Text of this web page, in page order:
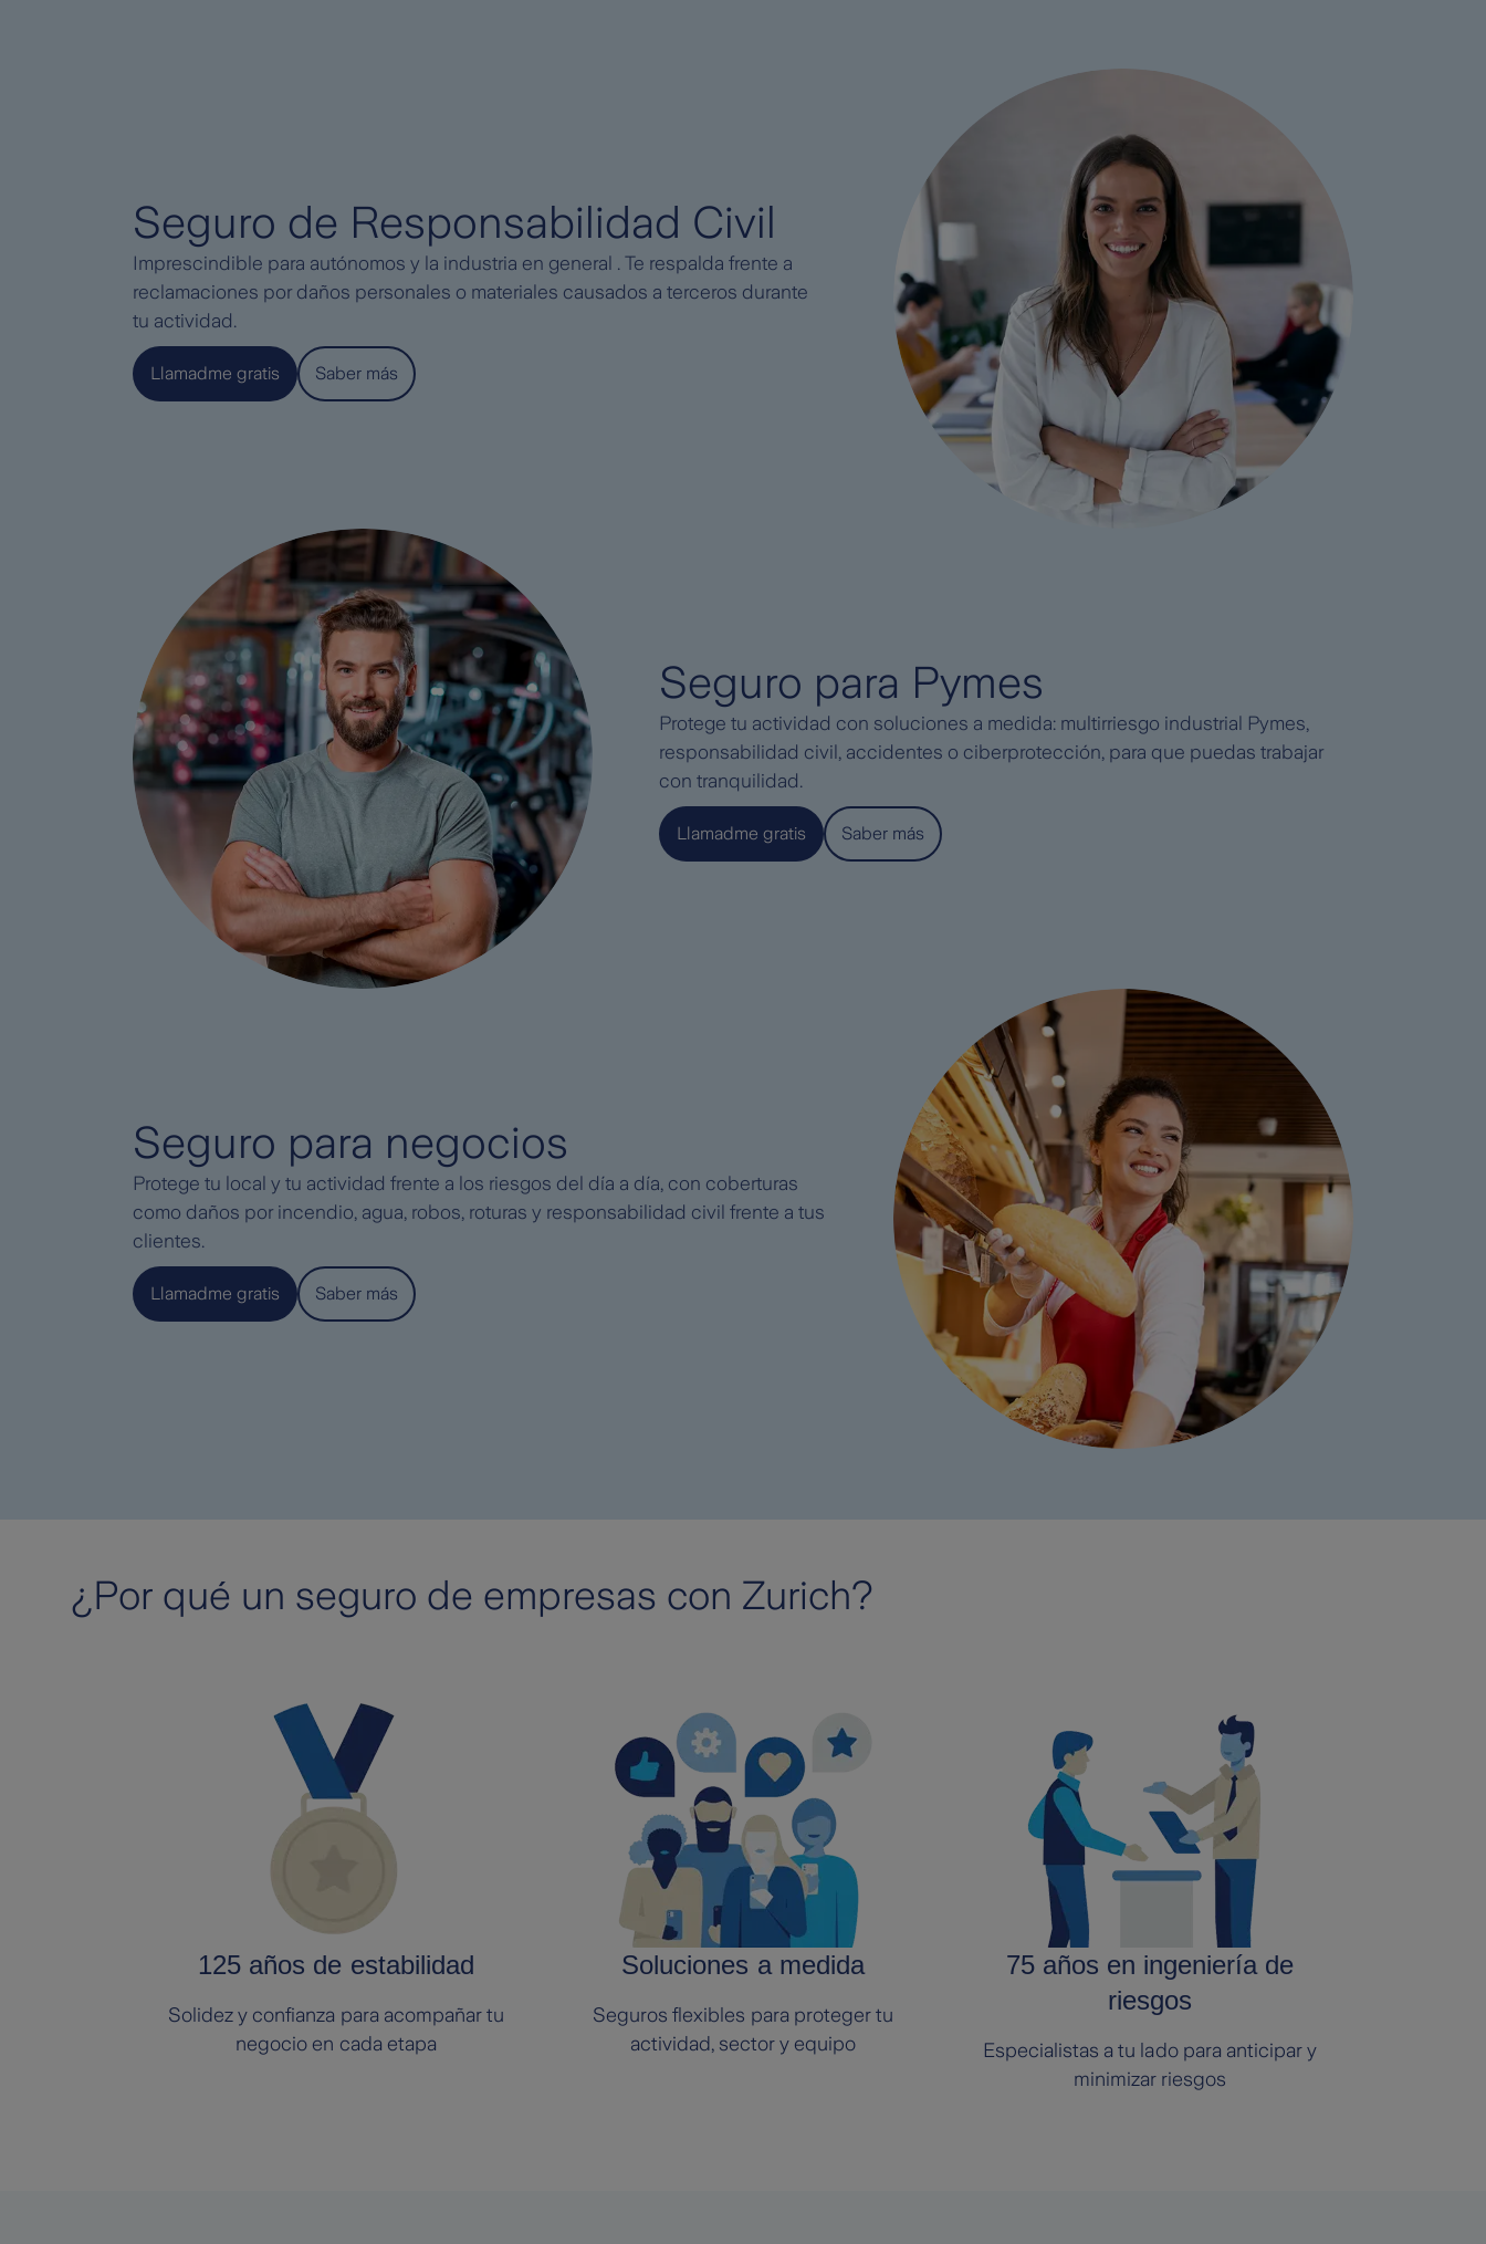
Seguro de Responsabilidad Civil
Imprescindible para autónomos y la industria en general . Te respalda frente a
reclamaciones por daños personales o materiales causados a terceros durante
tu actividad.
Llamadme gratis Saber más
Seguro para Pymes
Protege tu actividad con soluciones a medida: multirriesgo industrial Pymes,
responsabilidad civil, accidentes o ciberprotección, para que puedas trabajar
con tranquilidad.
Llamadme gratis Saber más
Seguro para negocios
Protege tu local y tu actividad frente a los riesgos del día a día, con coberturas
como daños por incendio, agua, robos, roturas y responsabilidad civil frente a tus
clientes.
Llamadme gratis Saber más
¿Por qué un seguro de empresas con Zurich?
125 años de estabilidad
Solidez y confianza para acompañar tu
negocio en cada etapa
Soluciones a medida
Seguros flexibles para proteger tu
actividad, sector y equipo
75 años en ingeniería de
riesgos
Especialistas a tu lado para anticipar y
minimizar riesgos